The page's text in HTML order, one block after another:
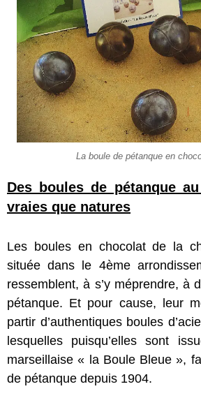
La boule de pétanque en
Des boules de pétanque
vraies que natures
Les boules en chocolat de la
située dans le 4ème
ressemblent, à s’y méprendre, à
pétanque. Et pour cause, leur
partir d’authentiques boules
lesquelles puisqu’elles sont
marseillaise « la Boule Bleue »,
de pétanque depuis 1904.